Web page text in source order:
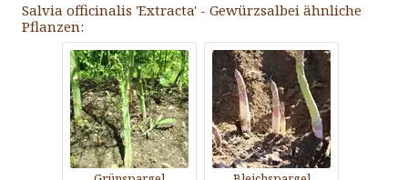
Salvia officinalis 'Extracta' - Gewürzsalbei ähnliche
Pflanzen: